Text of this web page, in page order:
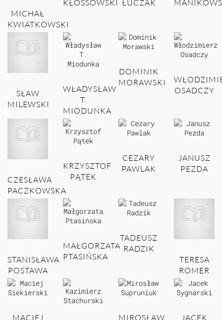
MICHAŁ
KWIATKOWSKI
KŁOSSOWSKI ŁUCZAK
SŁAW
MILEWSKI
WŁADYSŁAW
T.
MIODUNKA
DOMINIK
MORAWSKI
OSADCZY
CZESŁAWA
PACZKOWSKA
KRZYSZTOF
PĄTEK
CEZARY
PAWLAK
JANUSZ
PEZDA
STANISŁAWA
POSTAWA
MAŁGORZATA
PTASIŃSKA
TADEUSZ
RADZIK
TERESA
ROMER
MACIEJ MIROSŁAW JACEK